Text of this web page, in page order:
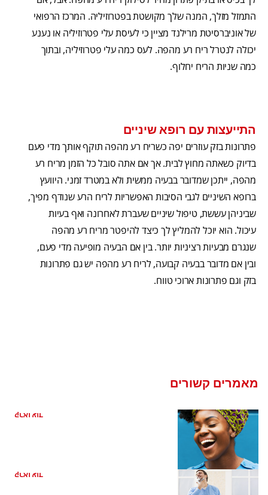
התמזל מזלך, המנה שלך מקושטת בפטרוזיליה. המרכז הרפואי
של אוניברסיטת מרילנד מציין כי לעיסת עלי פטרוזיליה או נענע
יכולה לנטרל ריח רע מהפה. לעס כמה עלי פטרוזיליה, ובתוך
כמה שניות הריח יחלוף.
התייעצות עם רופא שיניים
פתרונות בזק עוזרים יפה כשריח רע מהפה תוקף אותך מדי פעם
בדיוק כשאתה מחוץ לבית. אך אם אתה סובל כל הזמן מריח רע
מהפה, ייתכן שמדובר בבעיה ממשית ולא במטרד זמני. היוועץ
ברופא השיניים לגבי הסיבות האפשריות לריח הרע שנודף מפיך,
שביניהן עששת, טיפול שיניים שעברת לאחרונה ואף בעיות
עיכול. הוא יוכל להמליץ לך כיצד להיפטר מריח רע מהפה
שנגרם מבעיות רציניות יותר. בין אם הבעיה מופיעה מדי פעם,
ובין אם מדובר בבעיה קבועה, לריח רע מהפה יש גם פתרונות
בזק וגם פתרונות ארוכי טווח.
מאמרים קשורים
קראו עוד
קראו עוד